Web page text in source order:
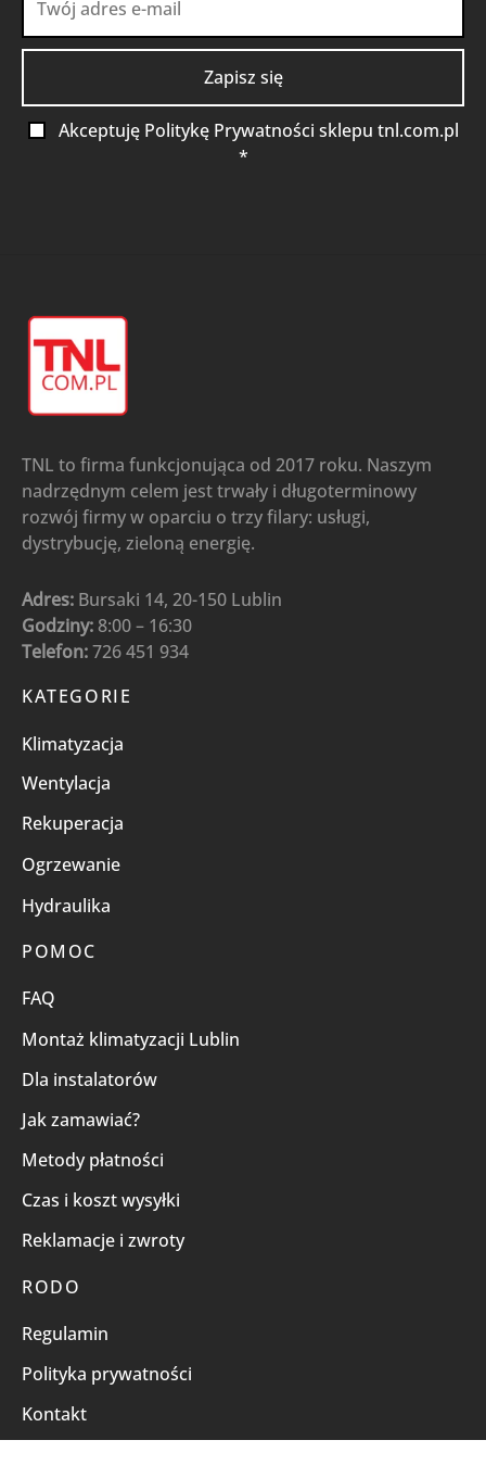
Akceptuję Politykę Prywatności sklepu tnl.com.pl
*
TNL to firma funkcjonująca od 2017 roku. Naszym
nadrzędnym celem jest trwały i długoterminowy
rozwój firmy w oparciu o trzy filary: usługi,
dystrybucję, zieloną energię.
Adres: Bursaki 14, 20-150 Lublin
Godziny: 8:00 – 16:30
Telefon:726 451 934
KATEGORIE
Klimatyzacja
Wentylacja
Rekuperacja
Ogrzewanie
Hydraulika
POMOC
FAQ
Montaż klimatyzacji Lublin
Dla instalatorów
Jak zamawiać?
Metody płatności
Czas i koszt wysyłki
Reklamacje i zwroty
RODO
Regulamin
Polityka prywatności
Kontakt